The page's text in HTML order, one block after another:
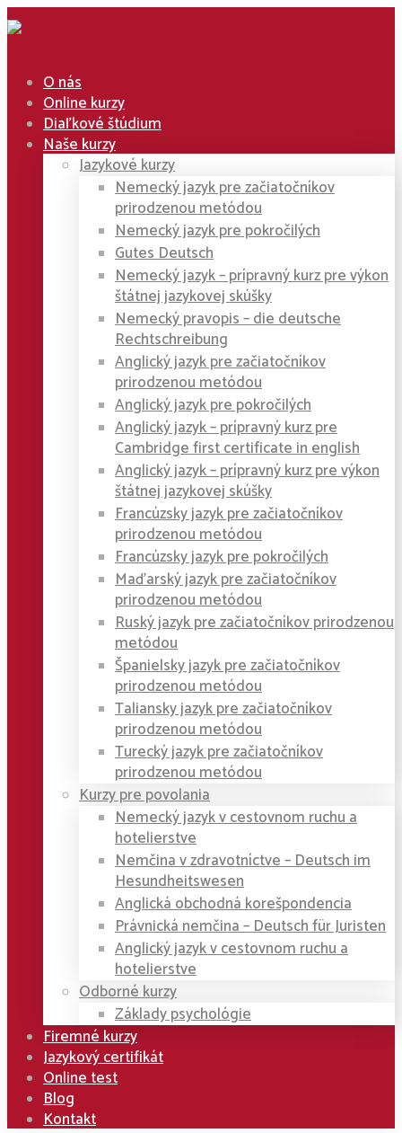
O nás
Online kurzy
Diaľkové štúdium
Naše kurzy
Jazykové kurzy
Nemecký jazyk pre začiatočníkov
prirodzenou metódou
Nemecký jazyk pre pokročilých
Gutes Deutsch
Nemecký jazyk – prípravný kurz pre výkon
štátnej jazykovej skúšky
Nemecký pravopis – die deutsche
Rechtschreibung
Anglický jazyk pre začiatočníkov
prirodzenou metódou
Anglický jazyk pre pokročilých
Anglický jazyk – prípravný kurz pre
Cambridge first certificate in english
Anglický jazyk – prípravný kurz pre výkon
štátnej jazykovej skúšky
Francúzsky jazyk pre začiatočníkov
prirodzenou metódou
Francúzsky jazyk pre pokročilých
Maďarský jazyk pre začiatočníkov
prirodzenou metódou
Ruský jazyk pre začiatočníkov prirodzenou
metódou
Španielsky jazyk pre začiatočníkov
prirodzenou metódou
Taliansky jazyk pre začiatočníkov
prirodzenou metódou
Turecký jazyk pre začiatočníkov
prirodzenou metódou
Kurzy pre povolania
Nemecký jazyk v cestovnom ruchu a
hotelierstve
Nemčina v zdravotníctve – Deutsch im
Hesundheitswesen
Anglická obchodná korešpondencia
Právnická nemčina – Deutsch für Juristen
Anglický jazyk v cestovnom ruchu a
hotelierstve
Odborné kurzy
Základy psychológie
Firemné kurzy
Jazykový certifikát
Online test
Blog
Kontakt